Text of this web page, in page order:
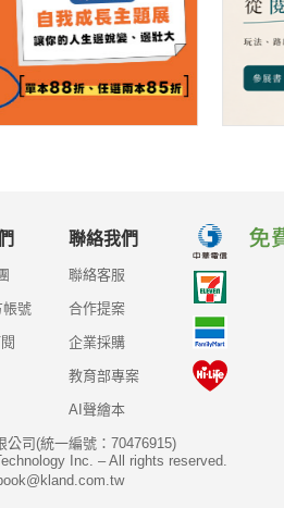
帳號
聯絡我們
聯絡客服
合作提案
企業採購
教育部專案
AI聲繪本
公司(統一編號：70476915)
Inc. – All rights reserved.